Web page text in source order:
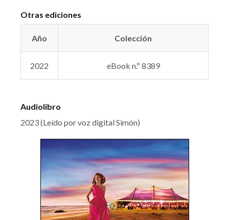
Otras ediciones
Año Colección
2022 eBook n.º 8389
Audiolibro
2023 (Leído por voz digital Simón)